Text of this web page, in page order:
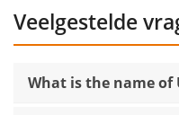
Veelgestelde
What is the name of